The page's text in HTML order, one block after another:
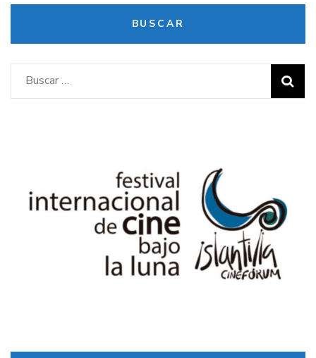
BUSCAR
Buscar: